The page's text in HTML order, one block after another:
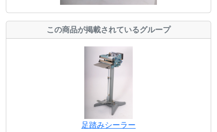
この商品が掲載されているグループ
足踏みシーラー